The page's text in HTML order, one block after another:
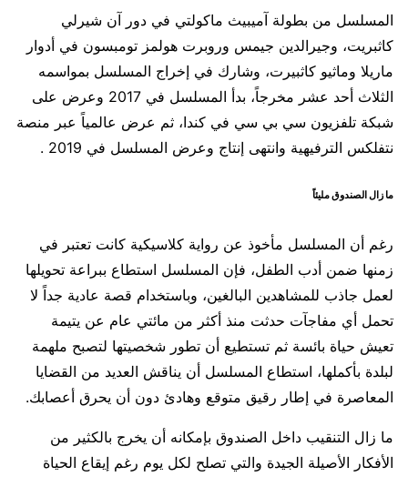
المسلسل من بطولة آميبيث ماكولتي في دور آن شيرلي
كاثبريت، وجيرالدين جيمس وروبرت هولمز تومبسون في أدوار
ماريلا وماثيو كاثبيرت، وشارك في إخراج المسلسل بمواسمه
الثلاث أحد عشر مخرجاً، بدأ المسلسل في 2017 وعرض على
شبكة تلفزيون سي بي سي في كندا، ثم عرض عالمياً عبر منصة
نتفلكس الترفيهية وانتهى إنتاج وعرض المسلسل في 2019 .
ما زال الصندوق مليئاً
رغم أن المسلسل مأخوذ عن رواية كلاسيكية كانت تعتبر في
زمنها ضمن أدب الطفل، فإن المسلسل استطاع ببراعة تحويلها
لعمل جاذب للمشاهدين البالغين، وباستخدام قصة عادية جداً لا
تحمل أي مفاجآت حدثت منذ أكثر من مائتي عام عن يتيمة
تعيش حياة بائسة ثم تستطيع أن تطور شخصيتها لتصبح ملهمة
لبلدة بأكملها، استطاع المسلسل أن يناقش العديد من القضايا
المعاصرة في إطار رقيق متوقع وهادئ دون أن يحرق أعصابك.
ما زال التنقيب داخل الصندوق بإمكانه أن يخرج بالكثير من
الأفكار الأصيلة الجيدة والتي تصلح لكل يوم رغم إيقاع الحياة